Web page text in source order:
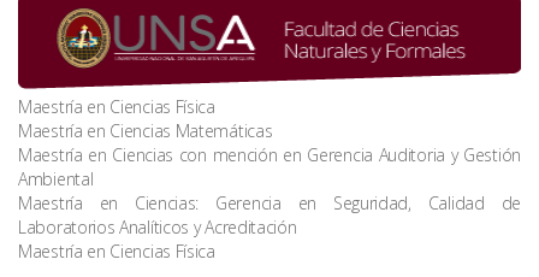
Maestría en Ciencias Física
Maestría en Ciencias Matemáticas
Maestría en Ciencias con mención en Gerencia Auditoria y Gestión
Ambiental
Maestría en Ciencias: Gerencia en Seguridad, Calidad de
Laboratorios Analíticos y Acreditación
Maestría en Ciencias Física